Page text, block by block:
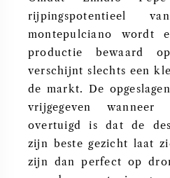
rijpingspotentieel
montepulciano wordt
productie bewaard
verschijnt slechts een
de markt. De
vrijgegeven
overtuigd is dat de
zijn beste gezicht laat
zijn dan perfect op